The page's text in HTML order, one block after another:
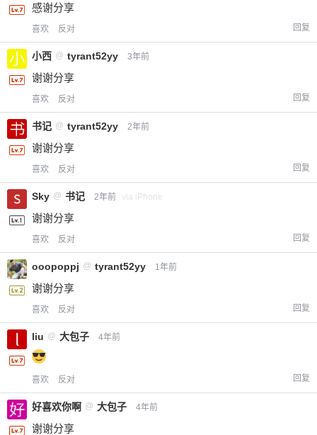
感谢分享
喜欢 反对 回复
小西 @ tyrant52yy 3年前
谢谢分享
喜欢 反对 回复
书记 @ tyrant52yy 2年前
谢谢分享
喜欢 反对 回复
Sky @ 书记 2年前 via iPhone
谢谢分享
喜欢 反对 回复
ooopoppj @ tyrant52yy 1年前
谢谢分享
喜欢 反对 回复
liu @ 大包子 4年前
喜欢 反对 回复
好喜欢你啊 @ 大包子 4年前
谢谢分享